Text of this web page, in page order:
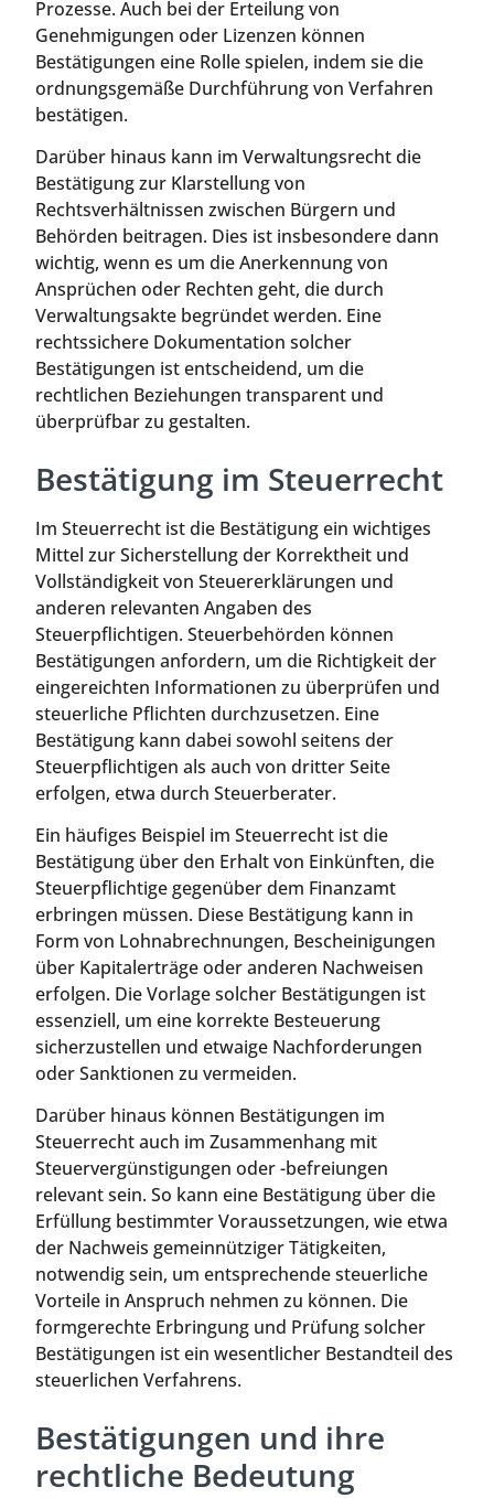
Prozesse. Auch bei der Erteilung von
Genehmigungen oder Lizenzen können
Bestätigungen eine Rolle spielen, indem sie die
ordnungsgemäße Durchführung von Verfahren
bestätigen.
Darüber hinaus kann im Verwaltungsrecht die
Bestätigung zur Klarstellung von
Rechtsverhältnissen zwischen Bürgern und
Behörden beitragen. Dies ist insbesondere dann
wichtig, wenn es um die Anerkennung von
Ansprüchen oder Rechten geht, die durch
Verwaltungsakte begründet werden. Eine
rechtssichere Dokumentation solcher
Bestätigungen ist entscheidend, um die
rechtlichen Beziehungen transparent und
überprüfbar zu gestalten.
Bestätigung im Steuerrecht
Im Steuerrecht ist die Bestätigung ein wichtiges
Mittel zur Sicherstellung der Korrektheit und
Vollständigkeit von Steuererklärungen und
anderen relevanten Angaben des
Steuerpflichtigen. Steuerbehörden können
Bestätigungen anfordern, um die Richtigkeit der
eingereichten Informationen zu überprüfen und
steuerliche Pflichten durchzusetzen. Eine
Bestätigung kann dabei sowohl seitens der
Steuerpflichtigen als auch von dritter Seite
erfolgen, etwa durch Steuerberater.
Ein häufiges Beispiel im Steuerrecht ist die
Bestätigung über den Erhalt von Einkünften, die
Steuerpflichtige gegenüber dem Finanzamt
erbringen müssen. Diese Bestätigung kann in
Form von Lohnabrechnungen, Bescheinigungen
über Kapitalerträge oder anderen Nachweisen
erfolgen. Die Vorlage solcher Bestätigungen ist
essenziell, um eine korrekte Besteuerung
sicherzustellen und etwaige Nachforderungen
oder Sanktionen zu vermeiden.
Darüber hinaus können Bestätigungen im
Steuerrecht auch im Zusammenhang mit
Steuervergünstigungen oder -befreiungen
relevant sein. So kann eine Bestätigung über die
Erfüllung bestimmter Voraussetzungen, wie etwa
der Nachweis gemeinnütziger Tätigkeiten,
notwendig sein, um entsprechende steuerliche
Vorteile in Anspruch nehmen zu können. Die
formgerechte Erbringung und Prüfung solcher
Bestätigungen ist ein wesentlicher Bestandteil des
steuerlichen Verfahrens.
Bestätigungen und ihre
rechtliche Bedeutung